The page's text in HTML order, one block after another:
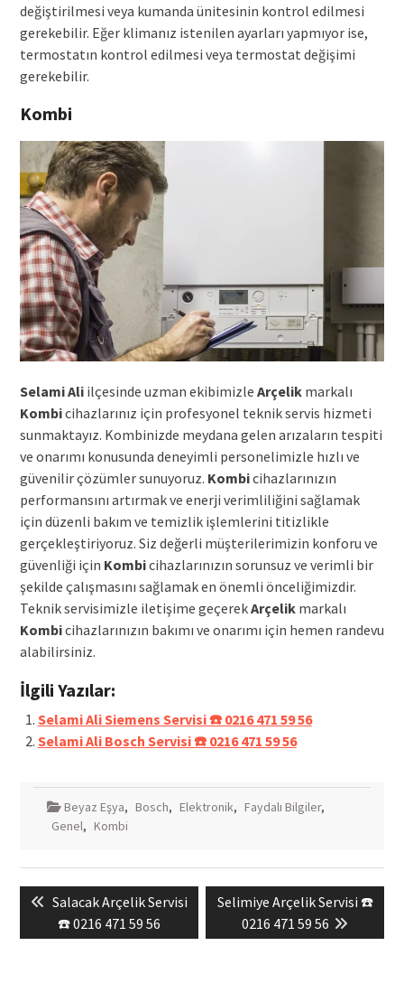
değiştirilmesi veya kumanda ünitesinin kontrol edilmesi
gerekebilir. Eğer klimanız istenilen ayarları yapmıyor ise,
termostatın kontrol edilmesi veya termostat değişimi
gerekebilir.
Kombi
Selami Aliilçesinde uzman ekibimizle Arçelikmarkalı
Kombicihazlarınız için profesyonel teknik servis hizmeti
sunmaktayız. Kombinizde meydana gelen arızaların tespiti
ve onarımı konusunda deneyimli personelimizle hızlı ve
güvenilir çözümler sunuyoruz. Kombicihazlarınızın
performansını artırmak ve enerji verimliliğini sağlamak
için düzenli bakım ve temizlik işlemlerini titizlikle
gerçekleştiriyoruz. Siz değerli müşterilerimizin konforu ve
güvenliği için Kombicihazlarınızın sorunsuz ve verimli bir
şekilde çalışmasını sağlamak en önemli önceliğimizdir.
Teknik servisimizle iletişime geçerekArçelikmarkalı
Kombicihazlarınızın bakımı ve onarımı için hemen randevu
alabilirsiniz.
İlgili Yazılar:
Selami Ali Siemens Servisi ☎️ 0216 471 59 56
Selami Ali Bosch Servisi ☎️ 0216 471 59 56
Beyaz Eşya, Bosch, Elektronik, Faydalı Bilgiler,
Genel, Kombi
gezinmesi
Previous
post:
Salacak Arçelik Servisi
☎️ 0216 471 59 56
Next
post:
Selimiye Arçelik Servisi ☎️
0216 471 59 56